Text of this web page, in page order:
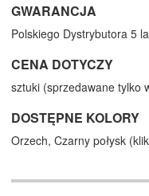
GWARANCJA
Polskiego Dystrybutora 5
CENA DOTYCZY
sztuki (sprzedawane tylko
DOSTĘPNE KOLORY
Orzech, Czarny połysk (